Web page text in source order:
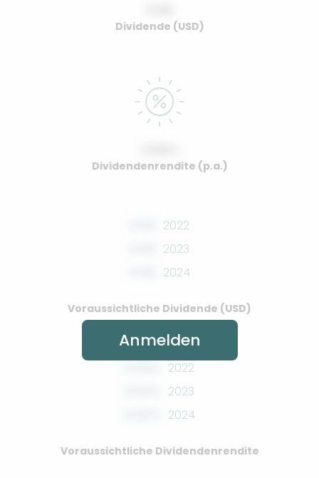
Dividende (USD)
Dividendenrendite (p.a.)
2022
2023
2024
Voraussichtliche Dividende (USD)
2022
2023
2024
Voraussichtliche Dividendenrendite
Anmelden